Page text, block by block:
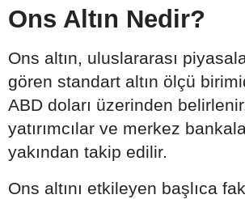
Ons Altın Nedir?
Ons altın, uluslararası
gören standart altın ölçü
ABD doları üzerinden
yatırımcılar ve merkez
yakından takip edilir.
Ons altını etkileyen başlıca